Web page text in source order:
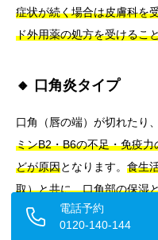
症状が続く場合は皮膚科を
ド外用薬の処方を受けるこ
🔸 口角炎タイプ
口角（唇の端）が切れたり
ミンB2・B6の不足・免疫
どが原因となります。 食生
取）と共に、口角部の保湿
ビタミンB2含有サプリメン
電話予約
0120-140-144